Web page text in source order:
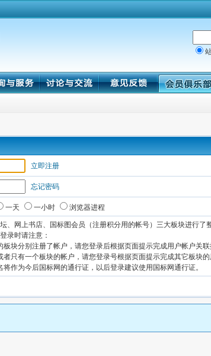
立即注册
忘记密码
一天 一小时 浏览器进程
、网上书店、国标图会员（注册积分用的帐号）三大板块进行了
录时请注意：
板块分别注册了帐户，请您登录后根据页面提示完成用户帐户关联
者只有一个板块的帐户，请您登录号根据页面提示完成其它板块的
作为今后国标网的通行证，以后登录建议使用国标网通行证。